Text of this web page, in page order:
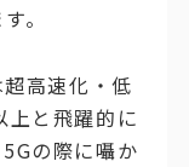
。
高速化・低
上と飛躍的に
の際に囁か